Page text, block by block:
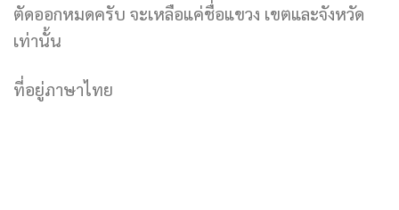
ตัดออกหมดครับ จะเหลือแค่ชื่อแขวง เขตและจังหวัด
เท่านั้น
ที่อยู่ภาษาไทย